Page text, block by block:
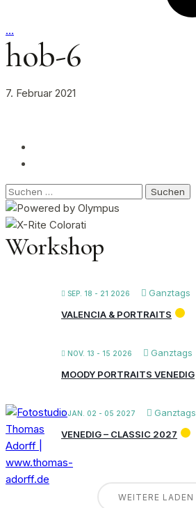
…
hob-6
7. Februar 2021
Suchen
nach:
Workshop
SEP. 18 - 21 2026
Ganztags
VALENCIA & PORTRAITS
NOV. 13 - 15 2026 Ganztags
MOODY PORTRAITS VENEDIG
JAN. 02 - 05 2027
Ganztags
VENEDIG – CLASSIC 2027
WEITERE LADEN